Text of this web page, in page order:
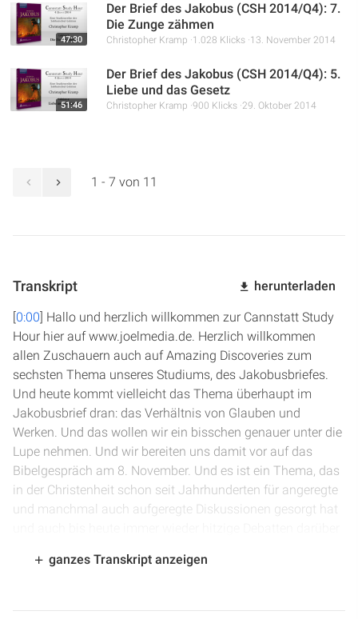
47:30
Der Brief des Jakobus (CSH 2014/Q4): 7.
Die Zunge zähmen
Christopher Kramp 1.028 Klicks 13. November 2014
51:46
Der Brief des Jakobus (CSH 2014/Q4): 5.
Liebe und das Gesetz
Christopher Kramp 900 Klicks 29. Oktober 2014
1 - 7 von 11
Transkript herunterladen
[0:00] Hallo und herzlich willkommen zur Cannstatt Study
Hour hier auf www.joelmedia.de. Herzlich willkommen
allen Zuschauern auch auf Amazing Discoveries zum
sechsten Thema unseres Studiums, des Jakobusbriefes.
Und heute kommt vielleicht das Thema überhaupt im
Jakobusbrief dran: das Verhältnis von Glauben und
Werken. Und das wollen wir ein bisschen genauer unter die
Lupe nehmen. Und wir bereiten uns damit vor auf das
Bibelgespräch am 8. November. Und es ist ein Thema, das
in der Christenheit schon seit Jahrhunderten für angeregte
und manchmal auch aufgeregte Diskussionen gesorgt hat
notwendig sind für die Errettung.
ganzes Transkript anzeigen